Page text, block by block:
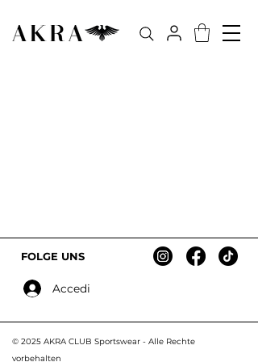
FOLGE UNS
Accedi
© 2025 AKRA CLUB Sportswear - Alle Rechte
vorbehalten